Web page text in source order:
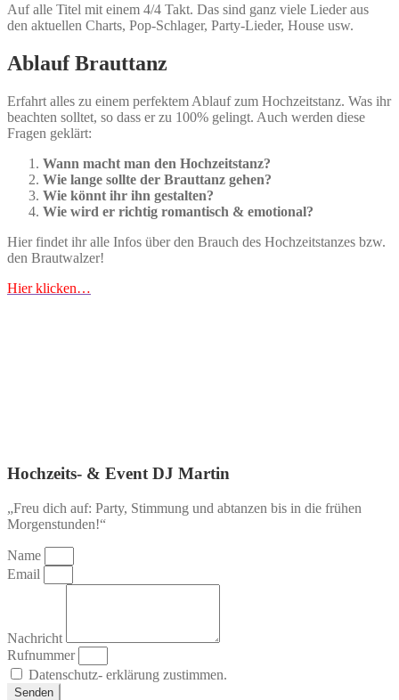
Auf alle Titel mit einem 4/4 Takt. Das sind ganz viele Lieder aus
den aktuellen Charts, Pop-Schlager, Party-Lieder, House usw.
Ablauf Brauttanz
Erfahrt alles zu einem perfektem Ablauf zum Hochzeitstanz. Was ihr
beachten solltet, so dass er zu 100% gelingt. Auch werden diese
Fragen geklärt:
Wann macht man den Hochzeitstanz?
Wie lange sollte der Brauttanz gehen?
Wie könnt ihr ihn gestalten?
Wie wird er richtig romantisch & emotional?
Hier findet ihr alle Infos über den Brauch des Hochzeitstanzes bzw.
den Brautwalzer!
Hier klicken…
Hochzeits- & Event DJ Martin
„Freu dich auf: Party, Stimmung und abtanzen bis in die frühen
Morgenstunden!“
Name
Email
Nachricht
Rufnummer
Datenschutz- erklärung zustimmen.
Senden